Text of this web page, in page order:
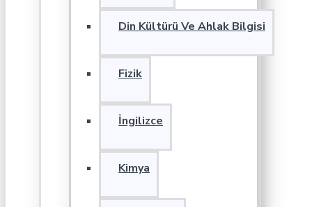
Din Kültürü Ve Ahlak Bilgisi
Fizik
İngilizce
Kimya